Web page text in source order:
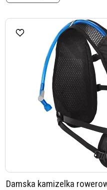
Damska kamizelka